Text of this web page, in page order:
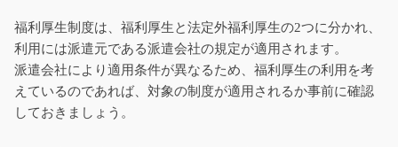
福利厚生制度は、福利厚生と法定外福利厚生の2つに分かれ、
利用には派遣元である派遣会社の規定が適用されます。
派遣会社により適用条件が異なるため、福利厚生の利用を考
えているのであれば、対象の制度が適用されるか事前に確認
しておきましょう。